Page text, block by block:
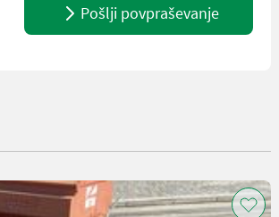
Pošlji povpraševanje